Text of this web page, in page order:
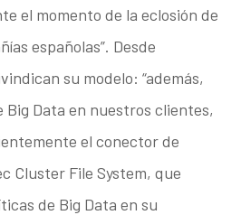
el momento de la eclosión de
españolas”. Desde
su modelo: “además,
Data en nuestros clientes,
el conector de
Cluster File System, que
de Big Data en su